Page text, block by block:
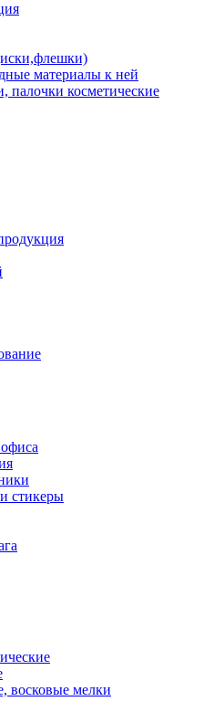
материалы к ней
палочки косметические
стикеры
восковые мелки